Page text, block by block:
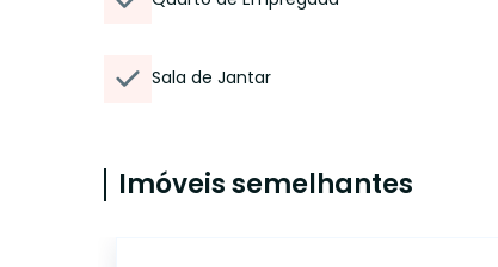
Sala de Jantar
Imóveis semelhantes